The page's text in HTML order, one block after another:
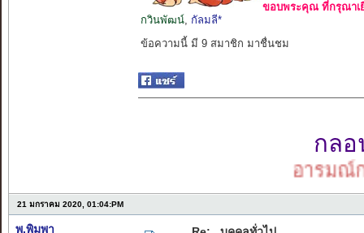
ขอบพระคุณ ที่กรุณาเ
กวินพัฒน์, กัลมลี*
ข้อความนี้ มี 9 สมาชิก มาชื่นชม
กลอ
อารมณ์กลอน
21 มกราคม 2020, 01:04:PM
พ.พิมพา